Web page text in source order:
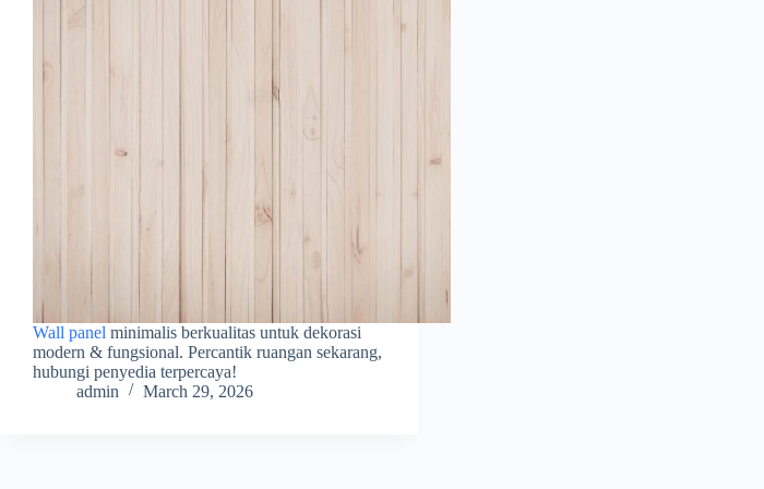
Wall panel minimalis berkualitas untuk dekorasi
modern & fungsional. Percantik ruangan sekarang,
hubungi penyedia terpercaya!
admin
March 29, 2026